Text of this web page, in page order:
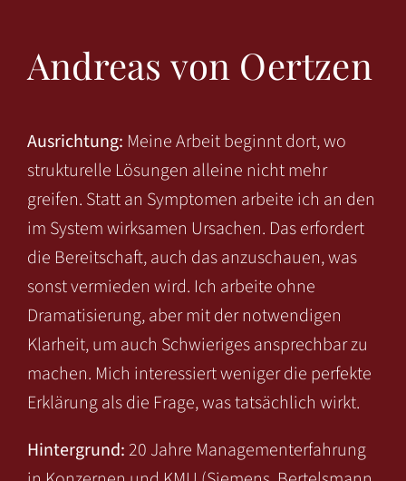
Andreas von Oertzen
Ausrichtung: Meine Arbeit beginnt dort, wo
strukturelle Lösungen alleine nicht mehr
greifen. Statt an Symptomen arbeite ich an den
im System wirksamen Ursachen. Das erfordert
die Bereitschaft, auch das anzuschauen, was
sonst vermieden wird. Ich arbeite ohne
Dramatisierung, aber mit der notwendigen
Klarheit, um auch Schwieriges ansprechbar zu
machen. Mich interessiert weniger die perfekte
Erklärung als die Frage, was tatsächlich wirkt.
Hintergrund:20 Jahre Managementerfahrung